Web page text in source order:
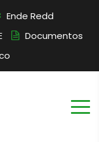
Ende Redd
Documentos